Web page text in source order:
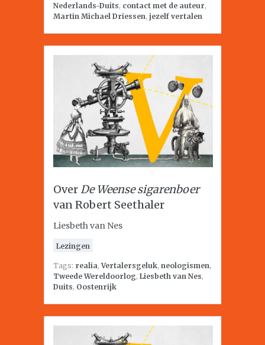
Nederlands-Duits, contact met de auteur,
Martin Michael Driessen, jezelf vertalen
OverDe Weense sigarenboer
van Robert Seethaler
Liesbeth van Nes
Lezingen
Tags: realia,Vertalersgeluk, neologismen,
Tweede Wereldoorlog, Liesbeth van Nes,
Duits, Oostenrijk